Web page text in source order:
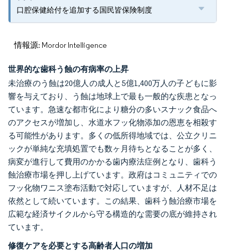
口腔保健給付を追加する国民皆保険制度
情報源: Mordor Intelligence
世界的な歯科う蝕の有病率の上昇
未治療のう蝕は20億人の成人と5億1,400万人の子どもに影
響を与えており、う蝕は地球上で最も一般的な疾患となっ
ています。急速な都市化により糖分の多いスナック食品へ
のアクセスが増加し、水道水フッ化物添加の恩恵を相殺す
る可能性があります。多くの低所得地域では、公立クリニ
ックが単純な充填処置でも数ヶ月待ちとなることが多く、
病変が進行して費用のかかる歯内療法症例となり、歯科う
蝕治療市場を押し上げています。政府はコミュニティでの
フッ化物ワニス塗布活動で対応していますが、人材不足は
依然として続いています。この結果、歯科う蝕治療市場を
広範な経済サイクルから守る構造的な需要の底が維持され
ています。
修復ケアを必要とする高齢者人口の増加